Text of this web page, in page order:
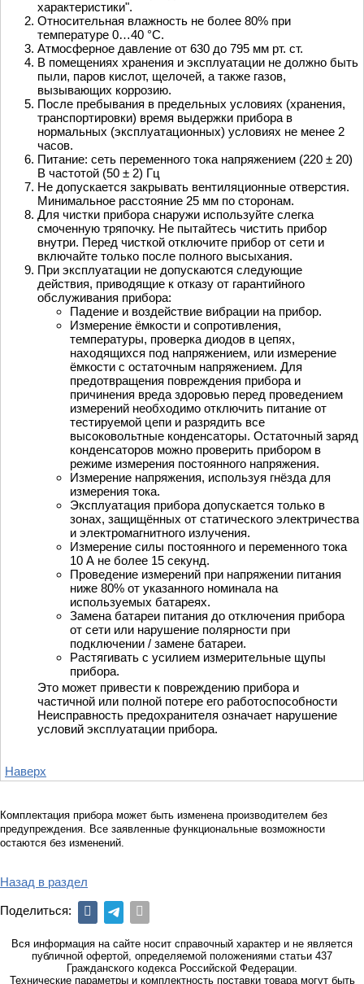
характеристики".
Относительная влажность не более 80% при
температуре 0…40 °С.
Атмосферное давление от 630 до 795 мм рт. ст.
В помещениях хранения и эксплуатации не должно быть
пыли, паров кислот, щелочей, а также газов,
вызывающих коррозию.
После пребывания в предельных условиях (хранения,
транспортировки) время выдержки прибора в
нормальных (эксплуатационных) условиях не менее 2
часов.
Питание: сеть переменного тока напряжением (220 ± 20)
В частотой (50 ± 2) Гц
Не допускается закрывать вентиляционные отверстия.
Минимальное расстояние 25 мм по сторонам.
Для чистки прибора снаружи используйте слегка
смоченную тряпочку. Не пытайтесь чистить прибор
внутри. Перед чисткой отключите прибор от сети и
включайте только после полного высыхания.
При эксплуатации не допускаются следующие
действия, приводящие к отказу от гарантийного
обслуживания прибора:
Падение и воздействие вибрации на прибор.
Измерение ёмкости и сопротивления,
температуры, проверка диодов в цепях,
находящихся под напряжением, или измерение
ёмкости с остаточным напряжением. Для
предотвращения повреждения прибора и
причинения вреда здоровью перед проведением
измерений необходимо отключить питание от
тестируемой цепи и разрядить все
высоковольтные конденсаторы. Остаточный заряд
конденсаторов можно проверить прибором в
режиме измерения постоянного напряжения.
Измерение напряжения, используя гнёзда для
измерения тока.
Эксплуатация прибора допускается только в
зонах, защищённых от статического электричества
и электромагнитного излучения.
Измерение силы постоянного и переменного тока
10 А не более 15 секунд.
Проведение измерений при напряжении питания
ниже 80% от указанного номинала на
используемых батареях.
Замена батареи питания до отключения прибора
от сети или нарушение полярности при
подключении / замене батареи.
Растягивать с усилием измерительные щупы
прибора.
Это может привести к повреждению прибора и
частичной или полной потере его работоспособности
Неисправность предохранителя означает нарушение
условий эксплуатации прибора.
Наверх
Комплектация прибора может быть изменена производителем без
предупреждения. Все заявленные функциональные возможности
остаются без изменений.
Назад в раздел
Поделиться:
Вся информация на сайте носит справочный характер и не является
публичной офертой, определяемой положениями статьи 437
Гражданского кодекса Российской Федерации.
Технические параметры и комплектность поставки товара могут быть